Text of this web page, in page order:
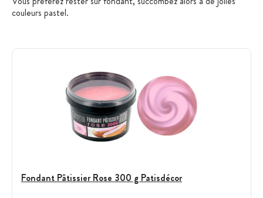
couleurs pastel.
Fondant Pâtissier Rose 300 g Patisdécor